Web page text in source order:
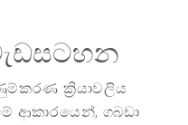
ක්‍රියාවලිය
ආකාරයෙන්, ගබඩා